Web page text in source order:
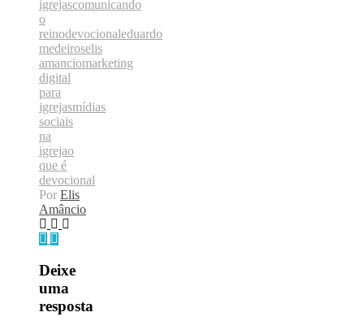
igrejascomunicando
o
reinodevocionaleduardo
medeiroselis
amanciomarketing
digital
para
igrejasmídias
sociais
na
igrejao
que é
devocional
Por Elis
Amâncio
Deixe
uma
resposta